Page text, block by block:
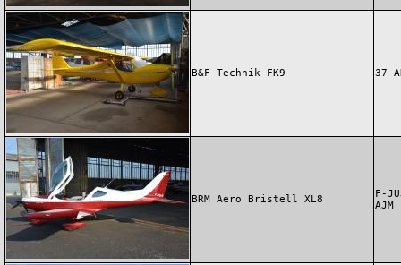
B&F Technik FK9 37
BRM Aero Bristell XL8
F-
AJM